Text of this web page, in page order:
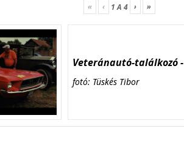
« ‹ 1A 4 › »
Veteránautó-találkozó
fotó: Tüskés Tibor